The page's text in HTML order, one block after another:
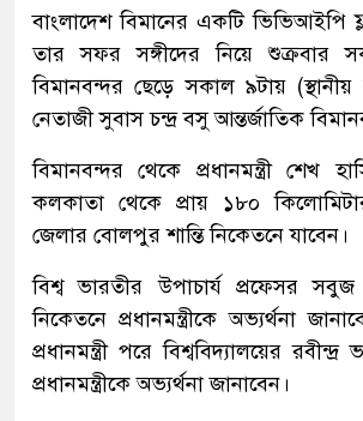
বাংলাদেশ বিমানের একটি ভিভিআইপি
তার সফর সঙ্গীদের নিয়ে শুক্রবার
বিমানবন্দর ছেড়ে সকাল ৯টায়
নেতাজী সুবাস চন্দ্র বসু আন্তর্জাতিক
বিমানবন্দর থেকে প্রধানমন্ত্রী শেখ
কলকাতা থেকে প্রায় ১৮০
জেলার বোলপুর শান্তি নিকেতনে যাবেন।
বিশ্ব ভারতীর উপাচার্য প্রফেসর
নিকেতনে প্রধানমন্ত্রীকে অভ্যর্থনা
প্রধানমন্ত্রী পরে বিশ্ববিদ্যালয়ের
প্রধানমন্ত্রীকে অভ্যর্থনা জানাবেন।